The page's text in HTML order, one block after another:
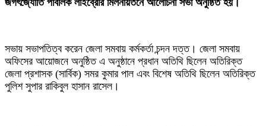
জগৎজ্যোতি পাবলিক লাইব্রেরি মিলনায়তনে আলোচনা সভা অনুষ্ঠিত হয়।
‎সভায় সভাপতিত্ব করেন জেলা সমবায় কর্মকর্তা চন্দন দত্ত। জেলা সমবায়
অফিসের আয়োজনে অনুষ্ঠিত এ অনুষ্ঠানে প্রধান অতিথি ছিলেন অতিরিক্ত
জেলা প্রশাসক (সার্বিক) সমর কুমার পাল এবং বিশেষ অতিথি ছিলেন অতিরিক্ত
পুলিশ সুপার রাকিবুল হাসান রাসেল।